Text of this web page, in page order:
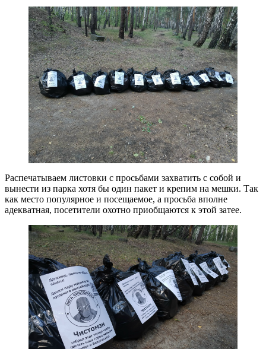
Распечатываем листовки с просьбами захватить с собой и
вынести из парка хотя бы один пакет и крепим на мешки. Так
как место популярное и посещаемое, а просьба вполне
адекватная, посетители охотно приобщаются к этой затее.